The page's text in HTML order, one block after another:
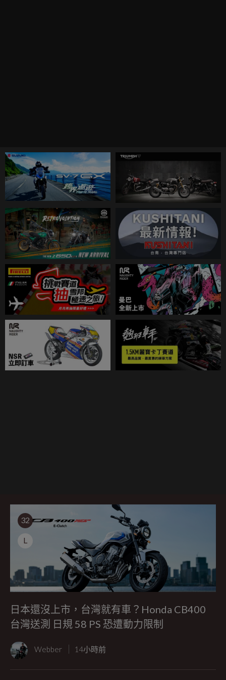
32
L
日本還沒上市，台灣就有車？Honda CB400
台灣送測 日規 58 PS 恐遭動力限制
Webber 14小時前